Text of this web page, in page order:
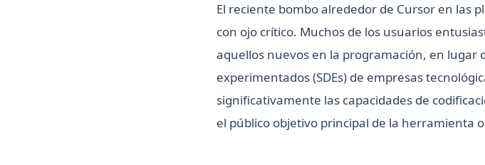
El reciente bombo alrededor de Cursor en las
con ojo crítico. Muchos de los usuarios
aquellos nuevos en la programación, en lugar
experimentados (SDEs) de empresas
significativamente las capacidades de
el público objetivo principal de la herramienta